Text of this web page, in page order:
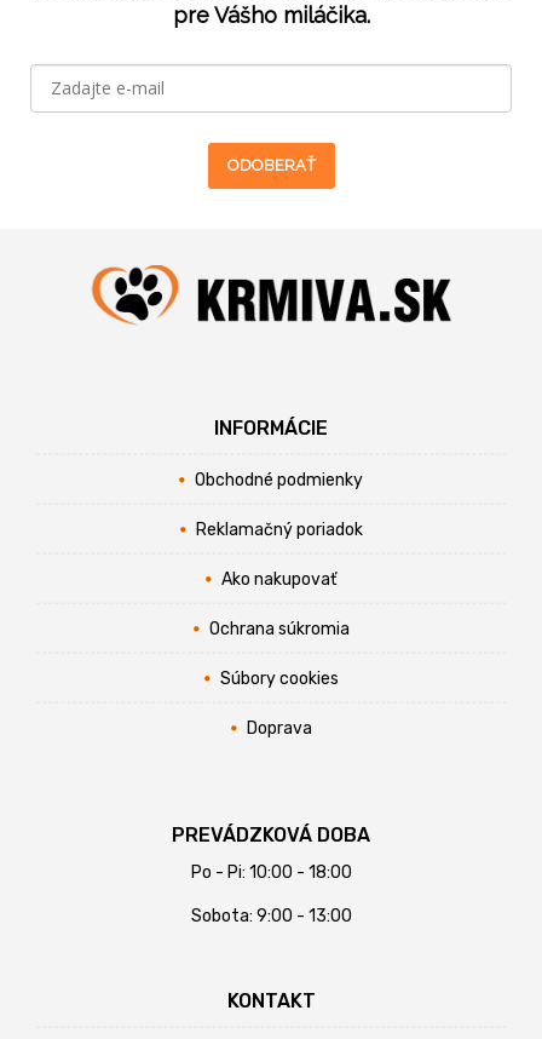
pre Vášho miláčika.
ODOBERAŤ
INFORMÁCIE
Obchodné podmienky
Reklamačný poriadok
Ako nakupovať
Ochrana súkromia
Súbory cookies
Doprava
PREVÁDZKOVÁ DOBA
Po - Pi: 10:00 - 18:00
Sobota: 9:00 - 13:00
KONTAKT